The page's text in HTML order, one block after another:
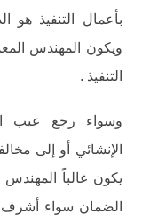
بأعمال التنفيذ
ويكون المهندس
التنفيذ .
وسواء رجع عيب
الإنشائي أو إلى
يكون غالباً
الضمان سواء أشرف